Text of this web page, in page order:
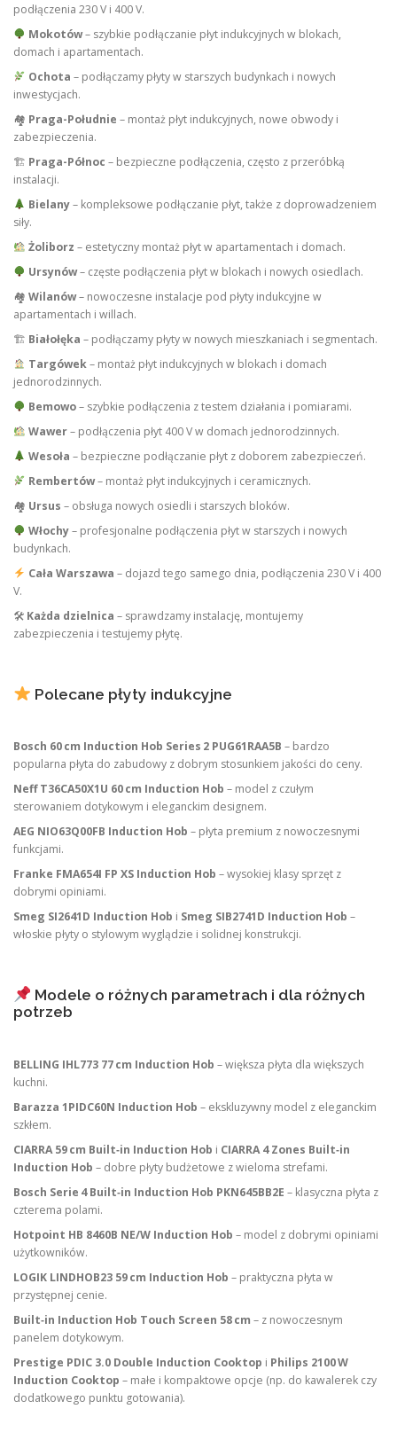
podłączenia 230 V i 400 V.
Mokotów– szybkie podłączanie płyt indukcyjnych w blokach,
domach i apartamentach.
Ochota – podłączamy płyty w starszych budynkach i nowych
inwestycjach.
🏘 Praga-Południe – montaż płyt indukcyjnych, nowe obwody i
zabezpieczenia.
🏗 Praga-Północ – bezpieczne podłączenia, często z przeróbką
instalacji.
Bielany– kompleksowe podłączanie płyt, także z doprowadzeniem
siły.
Żoliborz – estetyczny montaż płyt w apartamentach i domach.
Ursynów– częste podłączenia płyt w blokach i nowych osiedlach.
🏘 Wilanów– nowoczesne instalacje pod płyty indukcyjne w
apartamentach i willach.
🏗 Białołęka – podłączamy płyty w nowych mieszkaniach i segmentach.
Targówek– montaż płyt indukcyjnych w blokach i domach
jednorodzinnych.
Bemowo– szybkie podłączenia z testem działania i pomiarami.
Wawer– podłączenia płyt 400 V w domach jednorodzinnych.
Wesoła – bezpieczne podłączanie płyt z doborem zabezpieczeń.
Rembertów– montaż płyt indukcyjnych i ceramicznych.
🏘 Ursus – obsługa nowych osiedli i starszych bloków.
Włochy– profesjonalne podłączenia płyt w starszych i nowych
budynkach.
Cała Warszawa – dojazd tego samego dnia, podłączenia 230 V i 400
V.
🛠 Każda dzielnica – sprawdzamy instalację, montujemy
zabezpieczenia i testujemy płytę.
Polecane płyty indukcyjne
Bosch 60 cm Induction Hob Series 2 PUG61RAA5B – bardzo
popularna płyta do zabudowy z dobrym stosunkiem jakości do ceny.
Neff T36CA50X1U 60 cm Induction Hob – model z czułym
sterowaniem dotykowym i eleganckim designem.
AEG NIO63Q00FB Induction Hob – płyta premium z nowoczesnymi
funkcjami.
Franke FMA654I FP XS Induction Hob – wysokiej klasy sprzęt z
dobrymi opiniami.
Smeg SI2641D Induction Hob i Smeg SIB2741D Induction Hob –
włoskie płyty o stylowym wyglądzie i solidnej konstrukcji.
Modele o różnych parametrach i dla różnych
potrzeb
BELLING IHL773 77 cm Induction Hob – większa płyta dla większych
kuchni.
Barazza 1PIDC60N Induction Hob – ekskluzywny model z eleganckim
szkłem.
CIARRA 59 cm Built‑in Induction Hob i CIARRA 4 Zones Built‑in
Induction Hob – dobre płyty budżetowe z wieloma strefami.
Bosch Serie 4 Built‑in Induction Hob PKN645BB2E – klasyczna płyta z
czterema polami.
Hotpoint HB 8460B NE/W Induction Hob – model z dobrymi opiniami
użytkowników.
LOGIK LINDHOB23 59 cm Induction Hob – praktyczna płyta w
przystępnej cenie.
Built‑in Induction Hob Touch Screen 58 cm – z nowoczesnym
panelem dotykowym.
Prestige PDIC 3.0 Double Induction Cooktop i Philips 2100 W
Induction Cooktop – małe i kompaktowe opcje (np. do kawalerek czy
dodatkowego punktu gotowania).